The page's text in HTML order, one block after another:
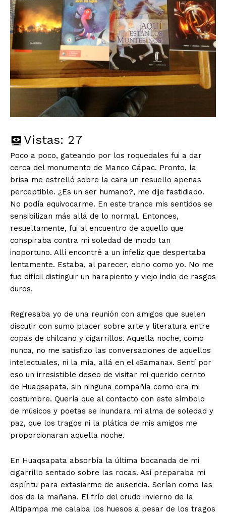
Vistas: 27
Poco a poco, gateando por los roquedales fui a dar
cerca del monumento de Manco Cápac. Pronto, la
brisa me estrelló sobre la cara un resuello apenas
perceptible. ¿Es un ser humano?, me dije fastidiado.
No podía equivocarme. En este trance mis sentidos se
sensibilizan más allá de lo normal. Entonces,
resueltamente, fui al encuentro de aquello que
conspiraba contra mi soledad de modo tan
inoportuno­. Allí encontré a un infeliz que despertaba
lenta­mente. Estaba, al parecer, ebrio como yo. No me
fue difícil dis­tinguir un hara­piento y viejo indio de rasgos
duros.
Regresaba yo de una reunión con amigos que suelen
discu­tir con sumo placer sobre arte y literatura entre
copas de chilca­no y cigarrillos. Aquella noche, como
nunca, no me satisfizo las conversa­ciones de aquellos
intelectuales, ni la mía, allá en el «Samana». Sentí por
eso un irresistible deseo de visitar mi querido cerrito
de Huaqsapata, sin ninguna compañía como era mi
costumbre. Quería que al contacto con este símbolo
de músicos y poetas se inundara mi alma de soledad y
paz, que los tragos ni la plática de mis amigos me
proporcionaran aquella noche.
En Huaqsapata absorbía la última bocanada de mi
cigarri­llo sentado sobre las rocas. Así preparaba mi
espíritu para exta­siarme de ausencia. Serían como las
dos de la mañana. El frío del crudo invierno de la
Altipampa me calaba los huesos a pesar de los tragos